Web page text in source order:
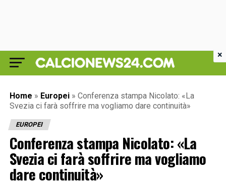
Home » Europei » Conferenza stampa Nicolato: «La
Svezia ci farà soffrire ma vogliamo dare continuità»
EUROPEI
Conferenza stampa Nicolato: «La
Svezia ci farà soffrire ma vogliamo
dare continuità»
×